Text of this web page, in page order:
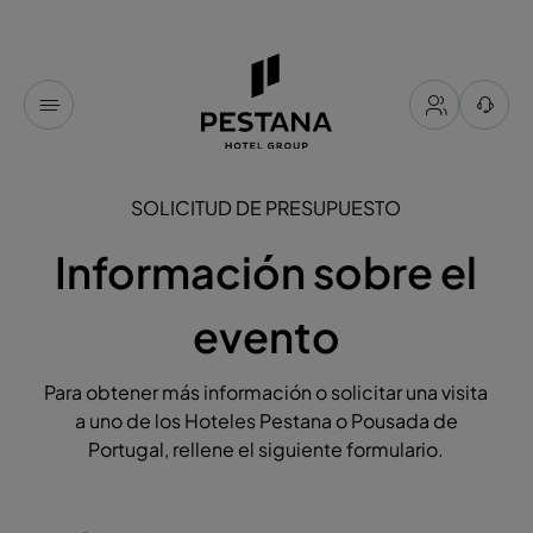
SOLICITUD DE PRESUPUESTO
Información sobre el
evento
Para obtener más información o solicitar una visita
a uno de los Hoteles Pestana o Pousada de
Portugal, rellene el siguiente formulario.